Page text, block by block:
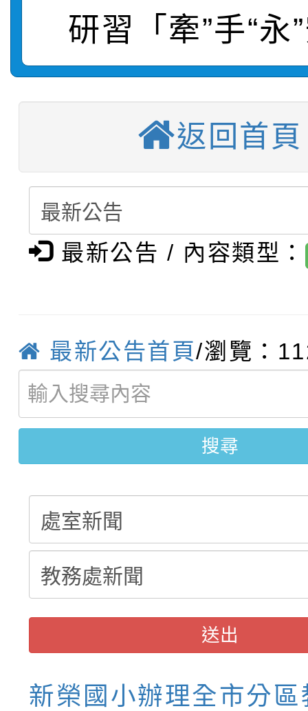
宣導。
結果(第10招)
學年度第1學期第9次
轉知：本市公務人員
1次會員大會暨第7屆會
推動社區運動俱樂部營
計畫」1 份，請踴躍報
權責核予出席人員公(
【甄選結果(第11招)】
學年度第1學期第7次
結果(第11招)
【甄選結果(第3招)】
學年度第1學期第9次代
結果(第3招)
桃園市家庭教育中心「
程資訊」、「暑期親子
「祖孫樂淘桃」、「愛
報，惠請貴機關(學校)
宣導。
「校園短影音徵選活動
員」簡章及活動海報，
115學年度新生訓練注
學年度第1學期第7次代
結果(第10招)
【甄選結果(第2招)】
學年度第1學期第9次代
轉知：本市公務人員協
9月16日本府B2大禮堂
函轉運動部全民運動署
計畫」1 份，請踴躍報
權責核予出席人員公(
研習「牽”手“永
返回首頁
最新公告 / 內容類型：
最新公告首頁/瀏覽：
搜尋
送出
新榮國小辦理全市分